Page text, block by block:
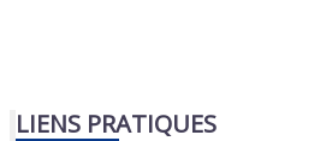
LIENS PRATIQUES